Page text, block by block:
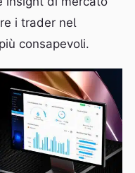
i trader nel
consapevoli.